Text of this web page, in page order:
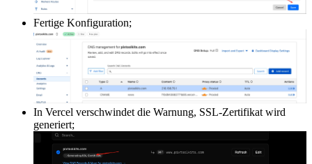
Fertige Konfiguration;
In Vercel verschwindet die Warnung, SSL-Zertifikat wird
generiert;